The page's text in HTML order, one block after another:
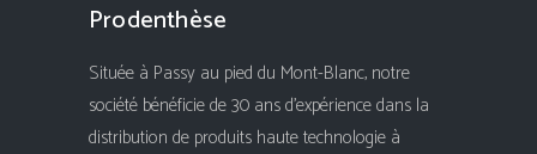
Prodenthèse
Située à Passy au pied du Mont-Blanc, notre
société bénéficie de 30 ans d'expérience dans la
distribution de produits haute technologie à